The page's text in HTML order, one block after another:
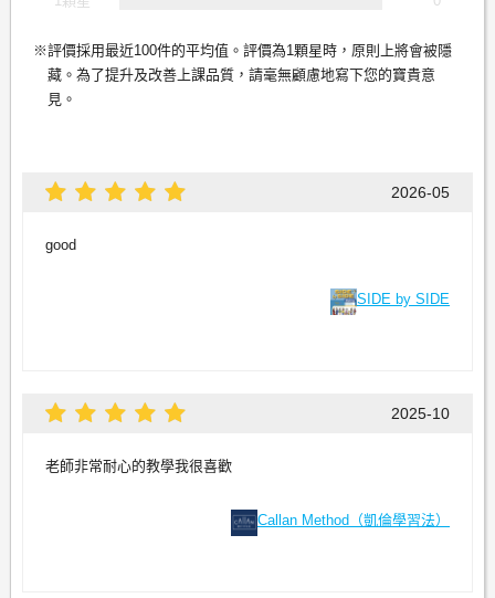
評價採用最近100件的平均值。評價為1顆星時，原則上將會被隱
藏。為了提升及改善上課品質，請毫無顧慮地寫下您的寶貴意
見。
2026-05
good
SIDE by SIDE
2025-10
老師非常耐心的教學我很喜歡
Callan Method（凱倫學習法）